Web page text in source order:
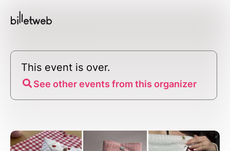
This event is over.
See other events from this organizer